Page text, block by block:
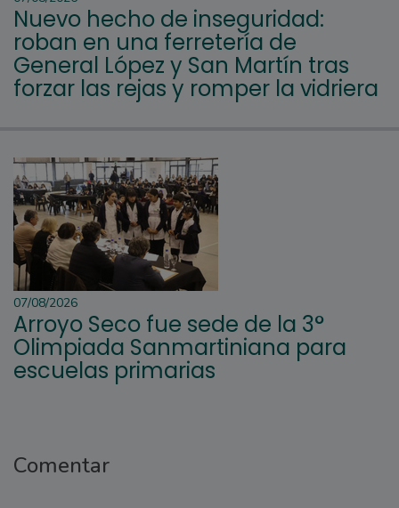
Nuevo hecho de inseguridad:
roban en una ferretería de
General López y San Martín tras
forzar las rejas y romper la vidriera
07/08/2026
Arroyo Seco fue sede de la 3°
Olimpiada Sanmartiniana para
escuelas primarias
Comentar